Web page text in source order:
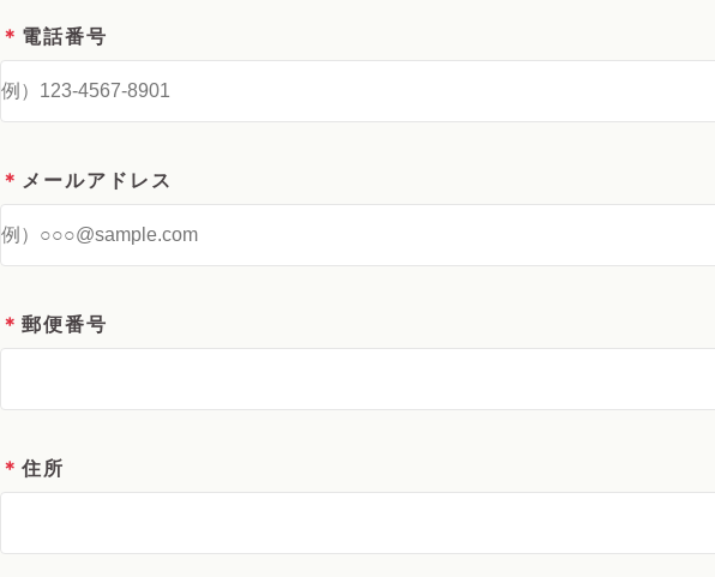
＊ 電話番号
＊ メールアドレス
＊ 郵便番号
＊ 住所